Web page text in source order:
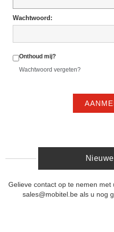
Wachtwoord:
Onthoud mij?
Wachtwoord vergeten?
Gelieve contact op te nemen
sales@mobitel.be als u nog